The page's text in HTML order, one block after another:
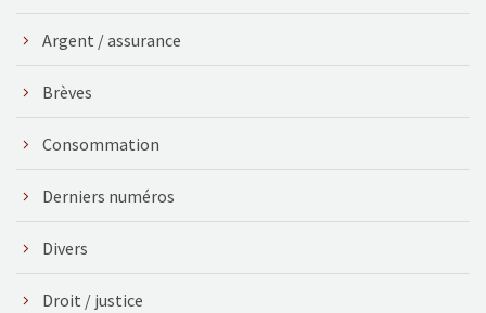
Argent / assurance
Brèves
Consommation
Derniers numéros
Divers
Droit / justice